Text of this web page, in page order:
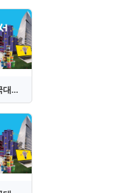
2026 KOSAC 전국대회 은상 (마법배송부서)